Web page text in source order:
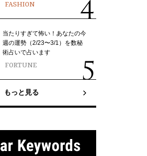
FASHION
当たりすぎて怖い！あなたの今
週の運勢（2/23〜3/1）を数秘
術占いで占います
FORTUNE
もっと見る